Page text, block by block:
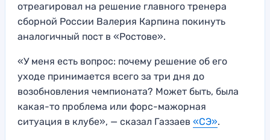
отреагировал на решение главного тренера
сборной России Валерия Карпина покинуть
аналогичный пост в «Ростове».
«У меня есть вопрос: почему решение об его
уходе принимается всего за три дня до
возобновления чемпионата? Может быть, была
какая-то проблема или форс-мажорная
ситуация в клубе», — сказал Газзаев «СЭ».